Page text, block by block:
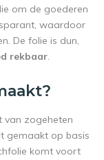
om de goederen
waardoor
De folie is dun,
rekbaar.
zogeheten
gemaakt op basis
komt voort